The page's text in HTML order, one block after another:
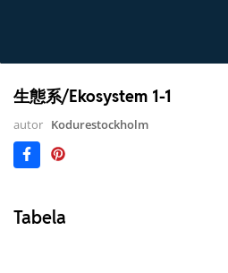
生態系/Ekosystem 1-1
autor Kodurestockholm
Tabela